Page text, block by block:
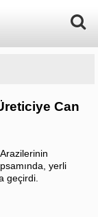
Can
yerli
geçirdi.